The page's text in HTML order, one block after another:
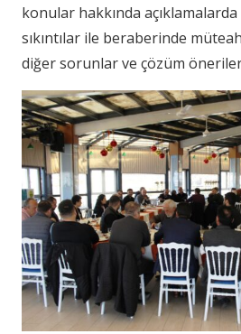
konular hakkında
sıkıntılar ile beraberinde
diğer sorunlar ve çözüm